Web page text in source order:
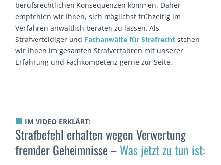
berufsrechtlichen Konsequenzen kommen. Daher
empfehlen wir Ihnen, sich möglichst frühzeitig im
Verfahren anwaltlich beraten zu lassen. Als
Strafverteidiger und Fachanwälte für Strafrecht stehen
wir Ihnen im gesamten Strafverfahren mit unserer
Erfahrung und Fachkompetenz gerne zur Seite.
■ IM VIDEO ERKLÄRT:
Strafbefehl erhalten wegen Verwertung
fremder Geheimnisse –Was jetzt zu tun ist: